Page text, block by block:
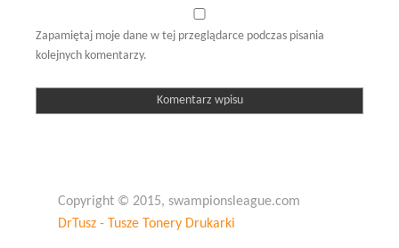
Zapamiętaj moje dane w tej przeglądarce podczas pisania
kolejnych komentarzy.
Copyright © 2015, swampionsleague.com
DrTusz - Tusze Tonery Drukarki